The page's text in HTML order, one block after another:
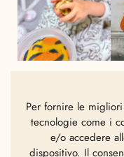
Per fornire le
tecnologie come i
e/o accedere
dispositivo. Il